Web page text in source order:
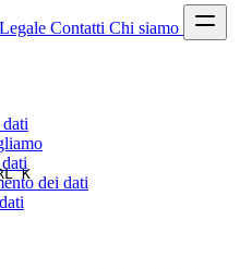
Legale Contatti Chi siamo
K dei dati